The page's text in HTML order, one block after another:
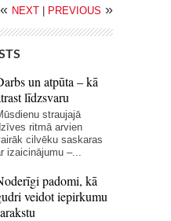
« NEXT PREVIOUS »
un atpūta – kā
līdzsvaru
straujajā
ritmā arvien
cilvēku saskaras
izaicinājumu –...
padomi, kā
veidot iepirkumu